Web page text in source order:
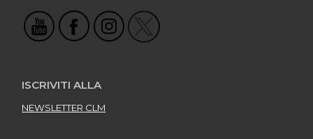
ISCRIVITI ALLA
NEWSLETTER CLM